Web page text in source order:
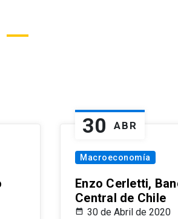
30 ABR
Macroeconomía
Enzo Cerletti,
Central de Chile
30 de Abril de 2020